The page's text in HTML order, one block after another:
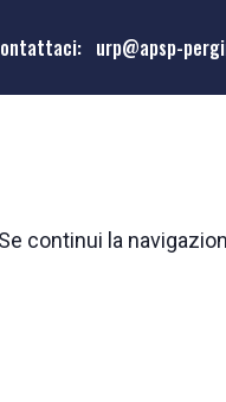
urp@apsp-
continui la